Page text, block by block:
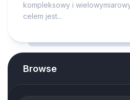
kompleksowy i
celem jest...
Browse